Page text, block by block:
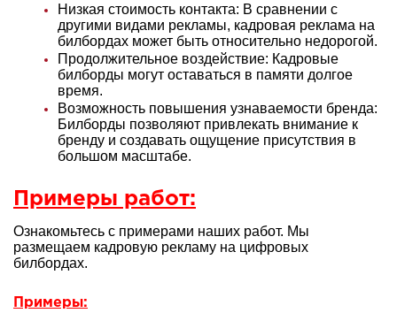
Низкая стоимость контакта: В сравнении с
другими видами рекламы, кадровая реклама на
билбордах может быть относительно недорогой.
Продолжительное воздействие: Кадровые
билборды могут оставаться в памяти долгое
время.
Возможность повышения узнаваемости бренда:
Билборды позволяют привлекать внимание к
бренду и создавать ощущение присутствия в
большом масштабе.
Примеры работ:
Ознакомьтесь с примерами наших работ. Мы
размещаем кадровую рекламу на цифровых
билбордах.
Примеры: